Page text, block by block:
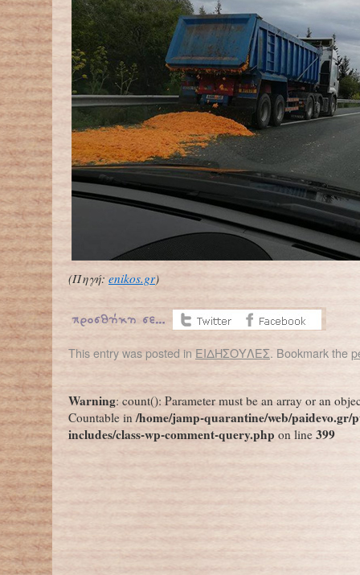
(Πηγή: enikos.gr)
This entry was posted in ΕΙΔΗΣΟΥΛΕΣ. Bookmark the
Warning: count(): Parameter must be an array or an
Countable in/home/jamp-quarantine/web/paidevo.gr/
includes/class-wp-comment-query.php on line 399